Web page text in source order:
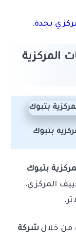
بجدة.
المركزية
بتبوك
بتبوك
المركزي،
من خلال شركة